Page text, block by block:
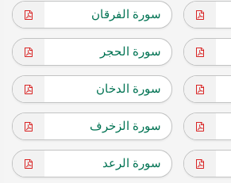
سورة الفرقان
سورة الحجر
سورة الدخان
سورة الزخرف
سورة الرعد